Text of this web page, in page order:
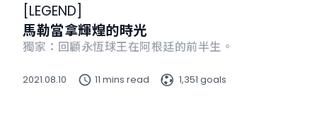
[LEGEND]
馬勒當拿輝煌的時光
獨家：回顧永恆球王在阿根廷的前半生。
2021.08.10 11 mins read 1,351 goals